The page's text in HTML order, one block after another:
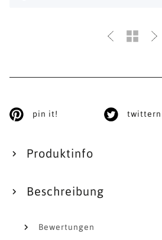
pin it! twittern
Produktinfo
Beschreibung
Bewertungen